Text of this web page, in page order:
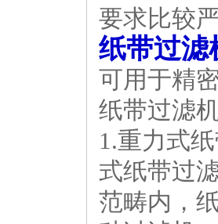
要求比较
纸带过滤
可用于精
纸带过滤
1.重力式
式纸带过
范畴内，